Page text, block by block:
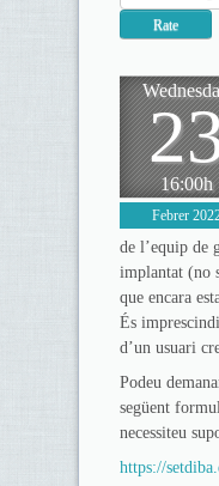
16:00h
Febrer
de l’equip de
implantat (no
que encara
És
d’un usuari
Podeu
següent
necessiteu
https://